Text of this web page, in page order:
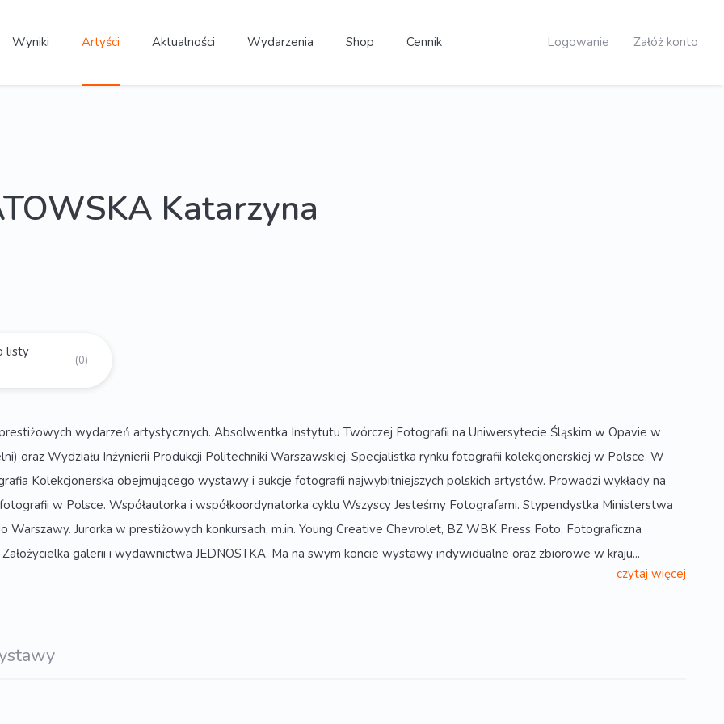
Wyniki Artyści Aktualności Wydarzenia Shop Cennik Logowanie Załóż konto
Katarzyna
listy
(0)
wydarzeń artystycznych. Absolwentka Instytutu Twórczej Fotografii na Uniwersytecie Śląskim w Opavie w
oraz Wydziału Inżynierii Produkcji Politechniki Warszawskiej. Specjalistka rynku fotografii kolekcjonerskiej w Polsce. W
Kolekcjonerska obejmującego wystawy i aukcje fotografii najwybitniejszych polskich artystów. Prowadzi wykłady na
w Polsce. Współautorka i współkoordynatorka cyklu Wszyscy Jesteśmy Fotografami. Stypendystka Ministerstwa
Jurorka w prestiżowych konkursach, m.in. Young Creative Chevrolet, BZ WBK Press Foto, Fotograficzna
galerii i wydawnictwa JEDNOSTKA. Ma na swym koncie wystawy indywidualne oraz zbiorowe w kraju...
czytaj więcej